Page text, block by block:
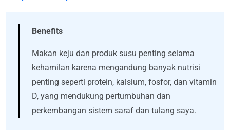
Benefits
Makan keju dan produk susu penting selama
kehamilan karena mengandung banyak nutrisi
penting seperti protein, kalsium, fosfor, dan vitamin
D, yang mendukung pertumbuhan dan
perkembangan sistem saraf dan tulang saya.